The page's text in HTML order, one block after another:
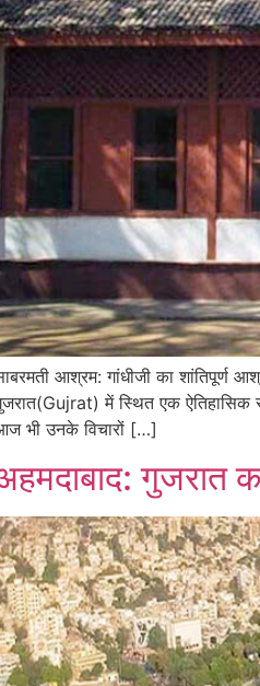
आश्रम: गांधीजी का
में स्थित एक ऐतिहासिक
भी उनके विचारों […]
गुजरात